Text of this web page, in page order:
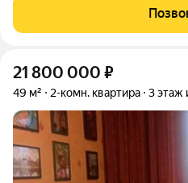
ll-68. Квартира полностью
всем необходимым
21 800 000 ₽
49 м² 2-комн. квартира 3 этаж